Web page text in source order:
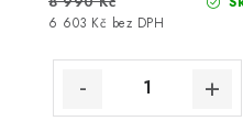
6 603 Kč bez DPH